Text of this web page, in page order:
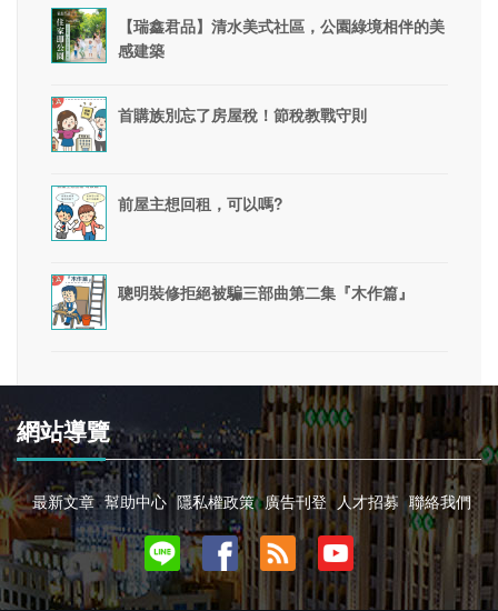
【瑞鑫君品】清水美式社區，公園綠境相伴的美
感建築
首購族別忘了房屋稅！節稅教戰守則
前屋主想回租，可以嗎?
聰明裝修拒絕被騙三部曲第二集『木作篇』
網站導覽
最新文章 幫助中心 隱私權政策 廣告刊登 人才招募 聯絡我們